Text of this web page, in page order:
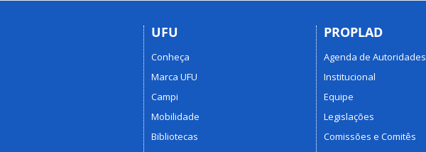
UFU
Conheça
Marca UFU
Campi
Mobilidade
Bibliotecas
PROPLAD
Agenda de Autoridades
Institucional
Equipe
Legislações
Comissões e Comitês